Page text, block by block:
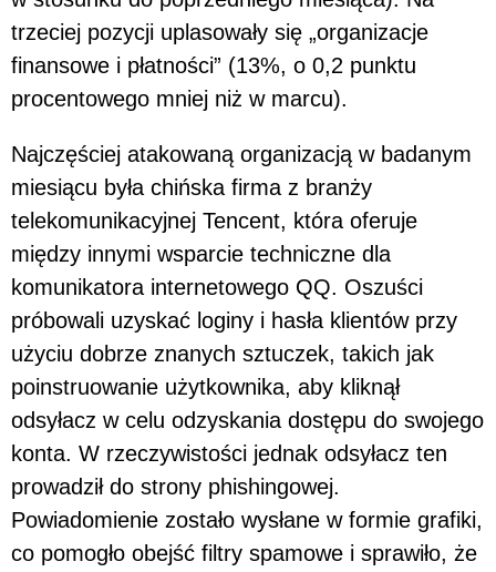
trzeciej pozycji uplasowały się „organizacje
finansowe i płatności” (13%, o 0,2 punktu
procentowego mniej niż w marcu).
Najczęściej atakowaną organizacją w badanym
miesiącu była chińska firma z branży
telekomunikacyjnej Tencent, która oferuje
między innymi wsparcie techniczne dla
komunikatora internetowego QQ. Oszuści
próbowali uzyskać loginy i hasła klientów przy
użyciu dobrze znanych sztuczek, takich jak
poinstruowanie użytkownika, aby kliknął
odsyłacz w celu odzyskania dostępu do swojego
konta. W rzeczywistości jednak odsyłacz ten
prowadził do strony phishingowej.
Powiadomienie zostało wysłane w formie grafiki,
co pomogło obejść filtry spamowe i sprawiło, że